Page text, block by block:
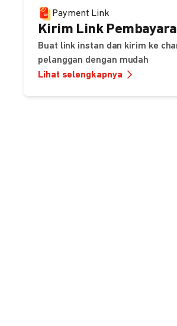
Payment Link
Kirim Link
Buat link instan dan kirim ke
pelanggan dengan mudah
Lihat selengkapnya